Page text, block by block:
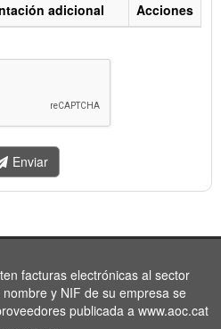
adicional Acciones
Enviar
facturas electrónicas al sector
y NIF de su empresa se
publicada a www.aoc.cat